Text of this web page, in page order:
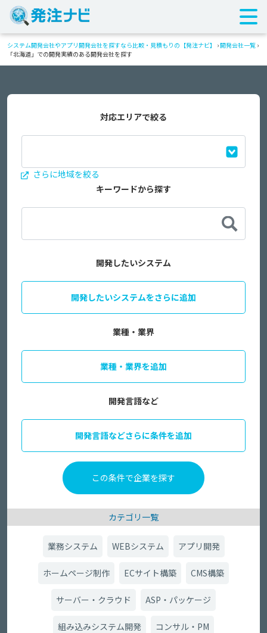
システム開発会社やアプリ開発会社を探すなら比較・見積もりの【発注ナビ】 ›開発会社一覧 ›
「北海道」での開発実績のある開発会社を探す
対応エリアで絞る
さらに地域を絞る
キーワードから探す
開発したいシステム
開発したいシステムをさらに追加
業種・業界
業種・業界を追加
開発言語など
開発言語などさらに条件を追加
カテゴリ一覧
業務システム WEBシステム アプリ開発
ホームページ制作 ECサイト構築 CMS構築
サーバー・クラウド ASP・パッケージ
組み込みシステム開発 コンサル・PM